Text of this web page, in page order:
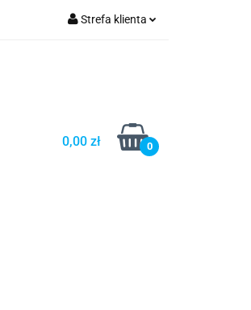
Strefa klienta
0,00 zł 0